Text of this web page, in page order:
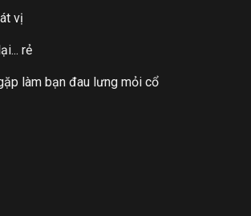
vị
rẻ
làm bạn đau lưng mỏi cổ